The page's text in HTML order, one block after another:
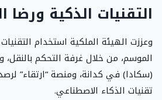
التقنيات الذكية ورضا
وعززت الهيئة الملكية استخدام
الموسم، من خلال غرفة التحكم بالنقل،
(سكادا) في كدانة، ومنصة “ارتقاء”
تقنيات الذكاء الاصطناعي.